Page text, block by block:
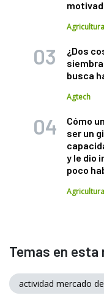
Agricultura
¿Dos
busca
Agtech
Cómo
ser un
y le dio
poco
Agricultura
Temas en esta
actividad mercado